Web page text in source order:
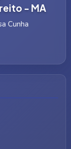
- MA
Cunha